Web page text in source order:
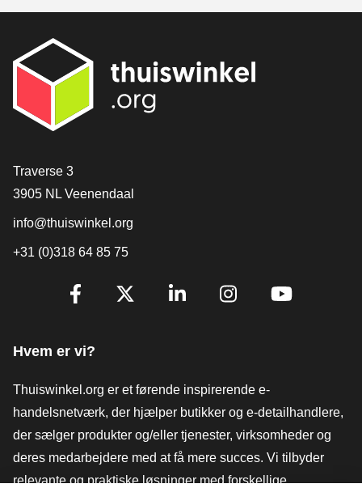
[_General:Contact]
Traverse 3
3905 NL Veenendaal
info@thuiswinkel.org
+31 (0)318 64 85 75
[_General:SocialMediaTitle]
Hvem er vi?
Thuiswinkel.org er et førende inspirerende e-
handelsnetværk, der hjælper butikker og e-detailhandlere,
der sælger produkter og/eller tjenester, virksomheder og
deres medarbejdere med at få mere succes. Vi tilbyder
relevante og praktiske løsninger med forskellige